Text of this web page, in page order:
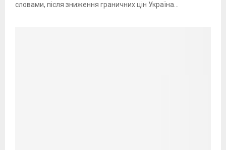
словами, після зниження граничних цін Україна...